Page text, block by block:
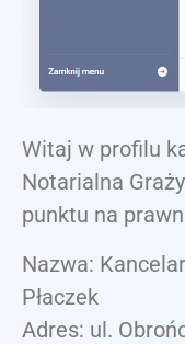
Witaj w profilu
Notarialna
punktu na
Nazwa:
Płaczek
Adres: ul.